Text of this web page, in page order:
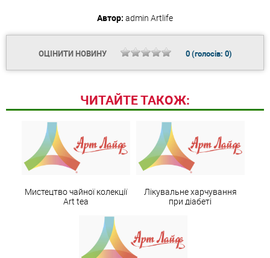
Автор: admin Artlife
ОЦІНИТИ НОВИНУ 0(голосів: 0)
ЧИТАЙТЕ ТАКОЖ:
Мистецтво чайної колекції
Art teа
Лікувальне харчування
при діабеті